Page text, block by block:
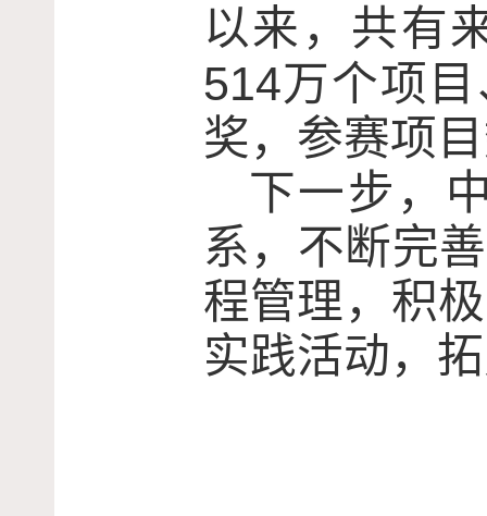
以来，共有
514万个项
奖，参赛项
下一步，
系，不断完
程管理，积
实践活动，